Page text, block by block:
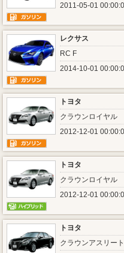
2011-05-01
レクサス
RC F
2014-10-01
トヨタ
クラウンロイヤル
2012-12-01
トヨタ
クラウンロイヤル
2012-12-01
トヨタ
クラウンアスリート